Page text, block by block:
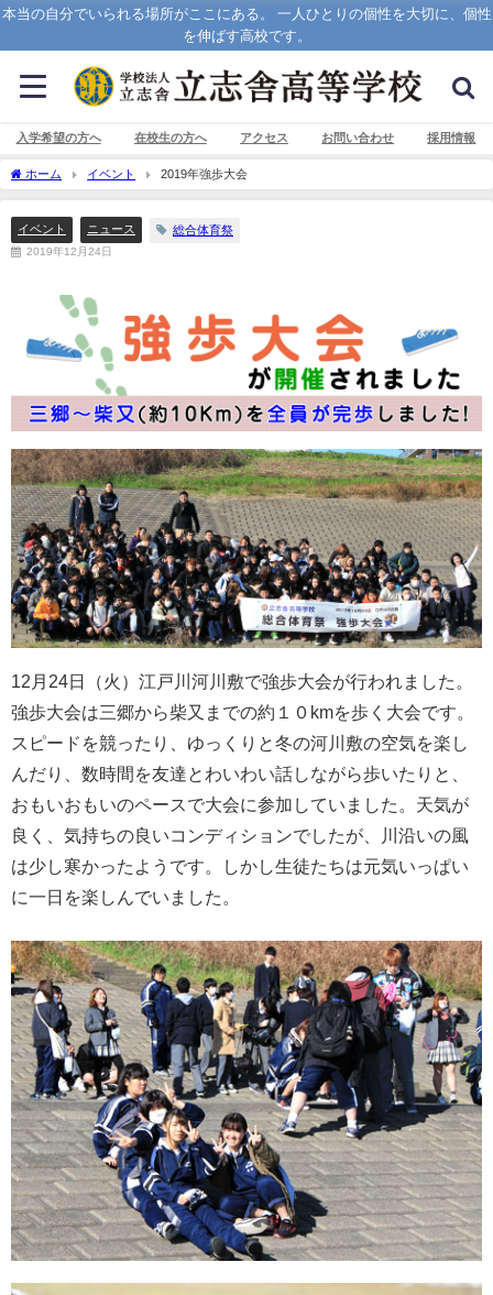
本当の自分でいられる場所がここにある。 一人ひとりの個性を大切に、個性
を伸ばす高校です。
入学希望の方へ 在校生の方へ アクセス お問い合わせ 採用情報
ホーム イベント 2019年強歩大会
イベント ニュース 総合体育祭
2019年12月24日
12月24日（火）江戸川河川敷で強歩大会が行われました。
強歩大会は三郷から柴又までの約１０kmを歩く大会です。
スピードを競ったり、ゆっくりと冬の河川敷の空気を楽し
んだり、数時間を友達とわいわい話しながら歩いたりと、
おもいおもいのペースで大会に参加していました。天気が
良く、気持ちの良いコンディションでしたが、川沿いの風
は少し寒かったようです。しかし生徒たちは元気いっぱい
に一日を楽しんでいました。